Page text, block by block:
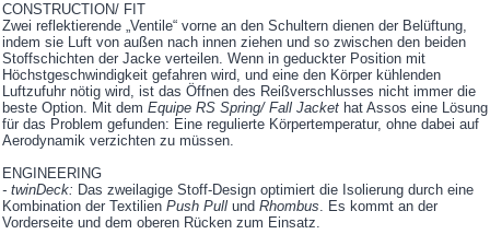
CONSTRUCTION/ FIT
Zwei reflektierende „Ventile“ vorne an den Schultern dienen der Belüftung,
indem sie Luft von außen nach innen ziehen und so zwischen den beiden
Stoffschichten der Jacke verteilen. Wenn in geduckter Position mit
Höchstgeschwindigkeit gefahren wird, und eine den Körper kühlenden
Luftzufuhr nötig wird, ist das Öffnen des Reißverschlusses nicht immer die
beste Option. Mit dem Equipe RS Spring/ Fall Jacket hat Assos eine Lösung
für das Problem gefunden: Eine regulierte Körpertemperatur, ohne dabei auf
Aerodynamik verzichten zu müssen.
ENGINEERING
- twinDeck: Das zweilagige Stoff-Design optimiert die Isolierung durch eine
Kombination der Textilien Push Pull und Rhombus. Es kommt an der
Vorderseite und dem oberen Rücken zum Einsatz.